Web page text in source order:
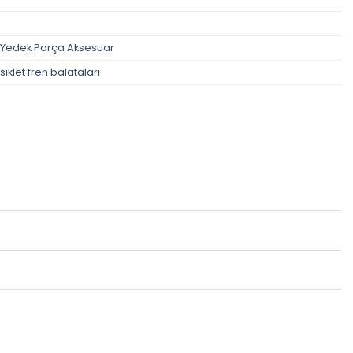
Yedek Parça Aksesuar
fren balataları